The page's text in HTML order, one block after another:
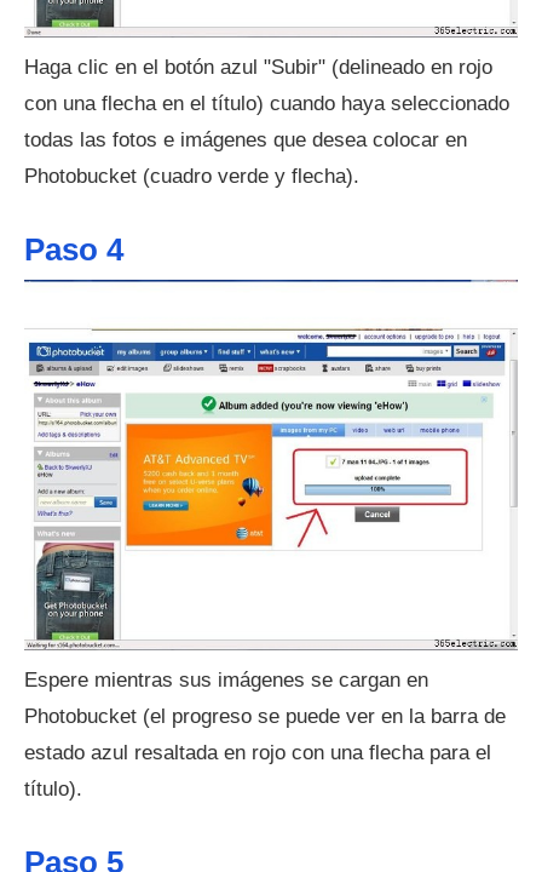
Haga clic en el botón azul "Subir" (delineado en rojo
con una flecha en el título) cuando haya seleccionado
todas las fotos e imágenes que desea colocar en
Photobucket (cuadro verde y flecha).
Paso 4
Espere mientras sus imágenes se cargan en
Photobucket (el progreso se puede ver en la barra de
estado azul resaltada en rojo con una flecha para el
título).
Paso 5